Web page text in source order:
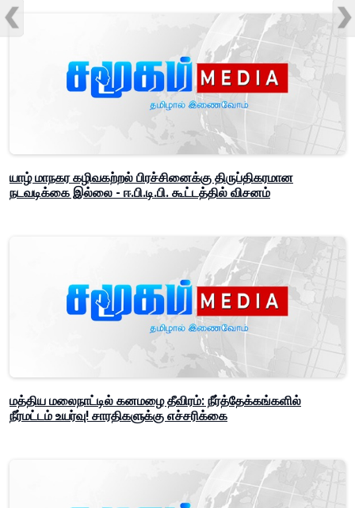
யாழ் மாநகர கழிவகற்றல் பிரச்சினைக்கு திருப்திகரமான
நடவடிக்கை இல்லை - ஈ.பி.டி.பி. கூட்டத்தில் விசனம்
மத்திய மலைநாட்டில் கனமழை தீவிரம்: நீர்த்தேக்கங்களில்
நீர்மட்டம் உயர்வு! சாரதிகளுக்கு எச்சரிக்கை